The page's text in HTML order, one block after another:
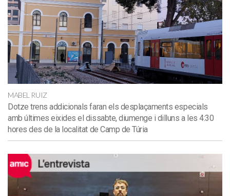
MABEL RUIZ
Dotze trens addicionals faran els desplaçaments especials
amb últimes eixides el dissabte, diumenge i dilluns a les 4:30
hores des de la localitat de Camp de Túria